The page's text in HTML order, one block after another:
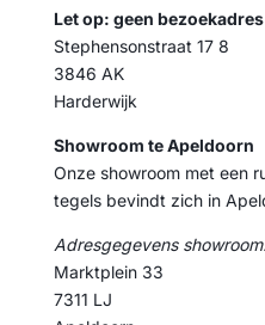
Let op: geen bezoekadres
Stephensonstraat 17 8
3846 AK
Harderwijk
Showroom te Apeldoorn
Onze showroom met een
tegels bevindt zich in
Adresgegevens
Marktplein 33
7311 LJ